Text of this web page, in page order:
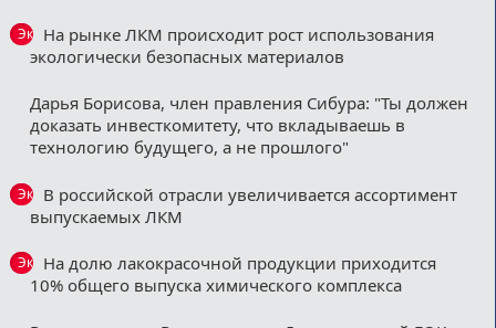
Контакты
Эксклюзив
На рынке ЛКМ происходит рост использования
экологически безопасных материалов
Дарья Борисова, член правления Сибура: "Ты должен
доказать инвесткомитету, что вкладываешь в
технологию будущего, а не прошлого"
Эксклюзив
В российской отрасли увеличивается ассортимент
выпускаемых ЛКМ
Эксклюзив
На долю лакокрасочной продукции приходится
10% общего выпуска химического комплекса